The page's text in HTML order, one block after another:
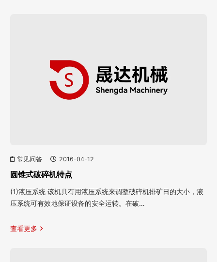
常见问答 2016-04-12
圆锥式破碎机特点
(1)液压系统 该机具有用液压系统来调整破碎机排矿日的大小，液
压系统可有效地保证设备的安全运转。在破…
查看更多